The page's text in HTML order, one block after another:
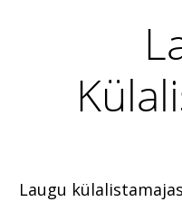
Laugu